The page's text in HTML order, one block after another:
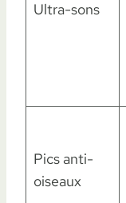
Ultra-sons
Pics anti-
oiseaux